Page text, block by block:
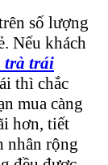
số lượng
Nếu khách
trà trái
thì chắc
mua càng
hơn, tiết
nhân rộng